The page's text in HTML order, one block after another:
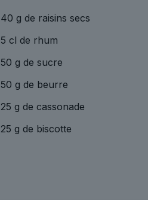
40 g de raisins secs
5 cl de rhum
50 g de sucre
50 g de beurre
25 g de cassonade
25 g de biscotte